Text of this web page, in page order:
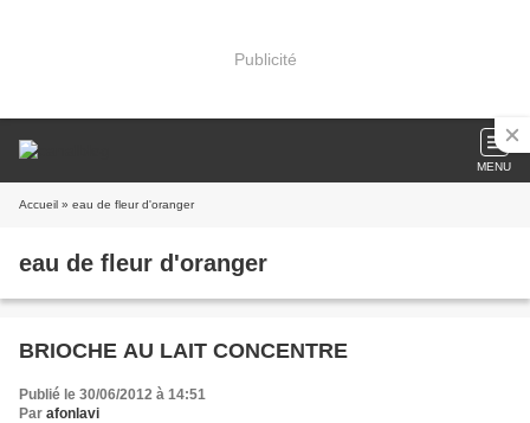
Publicité
MENU
Accueil » eau de fleur d'oranger
eau de fleur d'oranger
BRIOCHE AU LAIT CONCENTRE
Publié le 30/06/2012 à 14:51
Par afonlavi